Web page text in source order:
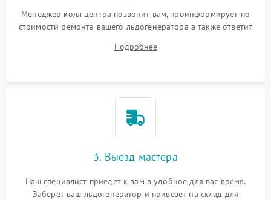
Менеджер колл центра позвонит вам, проинформирует по
стоимости ремонта вашего льдогенератора а также ответит
Подробнее
3. Выезд мастера
Наш специалист приедет к вам в удобное для вас время.
Заберет ваш льдогенератор и привезет на склад для